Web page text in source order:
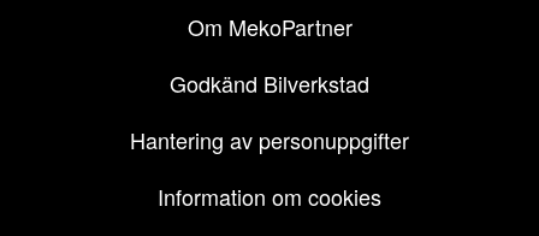
Om MekoPartner
Godkänd Bilverkstad
Hantering av personuppgifter
Information om cookies